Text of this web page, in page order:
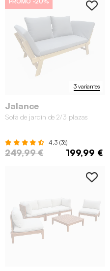
3 variantes
Jalance
Sofá de jardín de 2/3 plazas
4.3 (36)
249,99 € 199,99 €